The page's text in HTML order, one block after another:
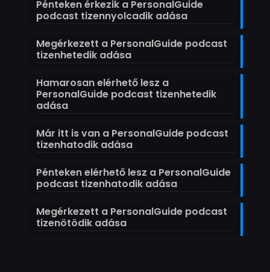
Pénteken érkezik a PersonalGuide
podcast tizennyolcadik adása
Megérkezett a PersonalGuide podcast
tizenhetedik adása
Hamarosan elérhető lesz a
PersonalGuide podcast tizenhetedik
adása
Már itt is van a PersonalGuide podcast
tizenhatodik adása
Pénteken elérhető lesz a PersonalGuide
podcast tizenhatodik adása
Megérkezett a PersonalGuide podcast
tizenötödik adása